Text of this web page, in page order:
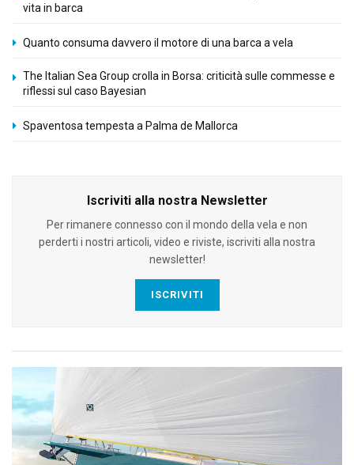
vita in barca
Quanto consuma davvero il motore di una barca a vela
The Italian Sea Group crolla in Borsa: criticità sulle commesse e
riflessi sul caso Bayesian
Spaventosa tempesta a Palma de Mallorca
Iscriviti alla nostra Newsletter
Per rimanere connesso con il mondo della vela e non
perderti i nostri articoli, video e riviste, iscriviti alla nostra
newsletter!
ISCRIVITI